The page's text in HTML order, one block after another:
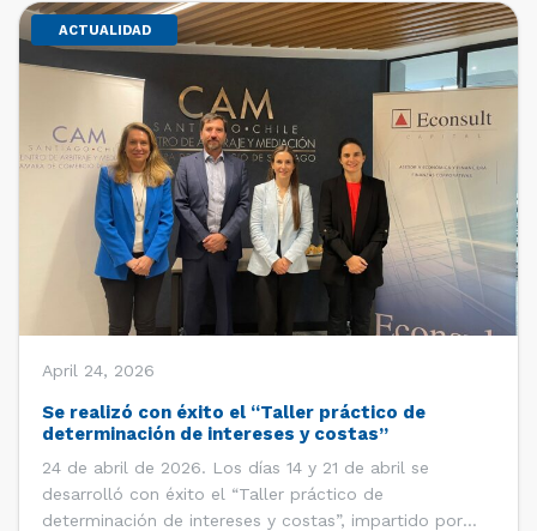
ACTUALIDAD
April 24, 2026
Se realizó con éxito el “Taller práctico de
determinación de intereses y costas”
24 de abril de 2026. Los días 14 y 21 de abril se
desarrolló con éxito el “Taller práctico de
determinación de intereses y costas”, impartido por